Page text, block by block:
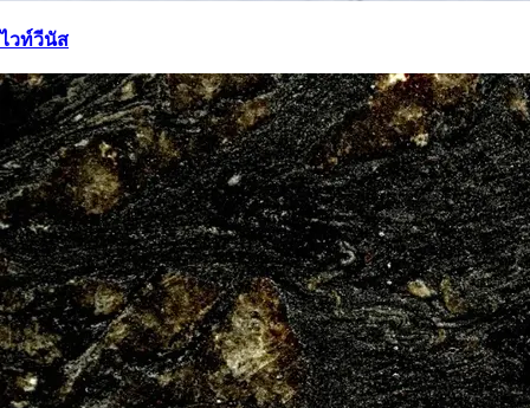
ไวท์วีนัส